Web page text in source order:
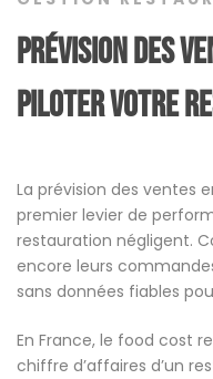
Prévision des
piloter votre
La prévision des ventes
premier levier de
restauration négligent.
encore leurs
sans données fiables
En France, le food cost
chiffre d’affaires d’un